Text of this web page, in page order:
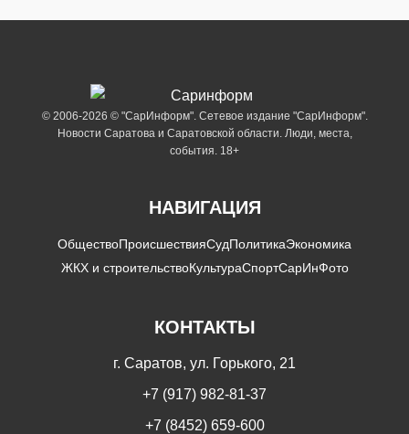
© 2006-2026 © "СарИнформ". Сетевое издание "СарИнформ".
Новости Саратова и Саратовской области. Люди, места,
события. 18+
НАВИГАЦИЯ
ОбществоПроисшествияСудПолитикаЭкономика
ЖКХ и строительствоКультураСпортСарИнФото
КОНТАКТЫ
г. Саратов, ул. Горького, 21
+7 (917) 982-81-37
+7 (8452) 659-600